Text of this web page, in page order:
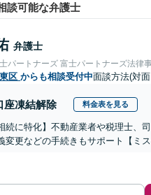
談可能な弁護士
弁護士
パートナーズ 富士パートナーズ法律
区 からも相談受付中面談方法(対
座凍結解除 料金表を見る
続に特化】不動産業者や税理士、
変更などの手続きもサポート【ミ